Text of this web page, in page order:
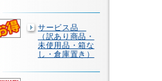
サービス品
（訳あり商品・
未使用品・箱な
し・倉庫置き）